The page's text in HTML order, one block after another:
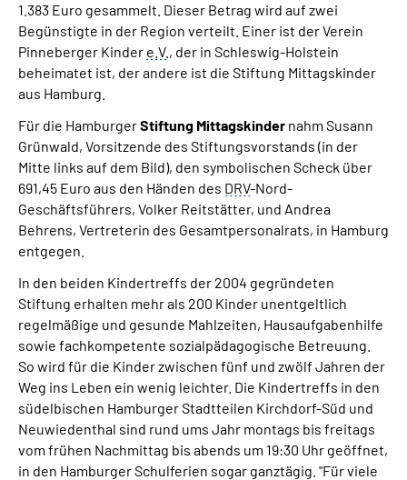
Suche
1.383 Euro gesammelt. Dieser Betrag wird auf zwei
Begünstigte in der Region verteilt. Einer ist der Verein
Pinneberger Kinder e.V. , der in Schleswig-Holstein
beheimatet ist, der andere ist die Stiftung Mittagskinder
aus Hamburg.
Für die HamburgerStiftung Mittagskinder nahm Susann
Grünwald, Vorsitzende des Stiftungsvorstands (in der
Mitte links auf dem Bild), den symbolischen Scheck über
691,45 Euro aus den Händen des DRV-Nord-
Geschäftsführers, Volker Reitstätter, und Andrea
Behrens, Vertreterin des Gesamtpersonalrats, in Hamburg
entgegen.
In den beiden Kindertreffs der 2004 gegründeten
Stiftung erhalten mehr als 200 Kinder unentgeltlich
regelmäßige und gesunde Mahlzeiten, Hausaufgabenhilfe
sowie fachkompetente sozialpädagogische Betreuung.
So wird für die Kinder zwischen fünf und zwölf Jahren der
Weg ins Leben ein wenig leichter. Die Kindertreffs in den
südelbischen Hamburger Stadtteilen Kirchdorf-Süd und
Neuwiedenthal sind rund ums Jahr montags bis freitags
vom frühen Nachmittag bis abends um 19:30 Uhr geöffnet,
in den Hamburger Schulferien sogar ganztägig. "Für viele